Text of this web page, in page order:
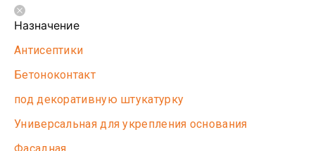
Назначение
Антисептики
Бетоноконтакт
под декоративную штукатурку
Универсальная для укрепления основания